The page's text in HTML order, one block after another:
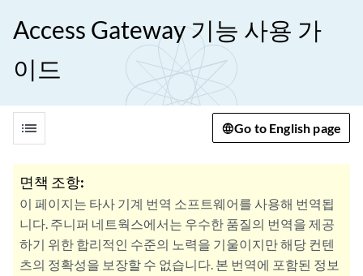
Access Gateway 기능 사용 가
이드
list Go to English page
면책 조항:
이 페이지는 타사 기계 번역 소프트웨어를 사용해 번역됩
니다. 주니퍼 네트웍스에서는 우수한 품질의 번역을 제공
하기 위한 합리적인 수준의 노력을 기울이지만 해당 컨텐
츠의 정확성을 보장할 수 없습니다. 본 번역에 포함된 정보